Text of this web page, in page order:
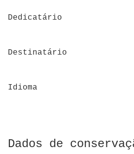
Dedicatário
Destinatário
Idioma
Dados de